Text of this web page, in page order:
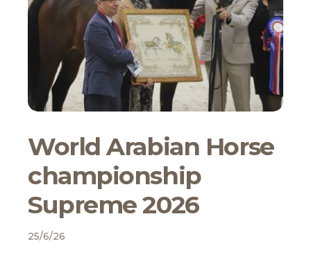
World Arabian Horse
championship
Supreme 2026
25/6/26